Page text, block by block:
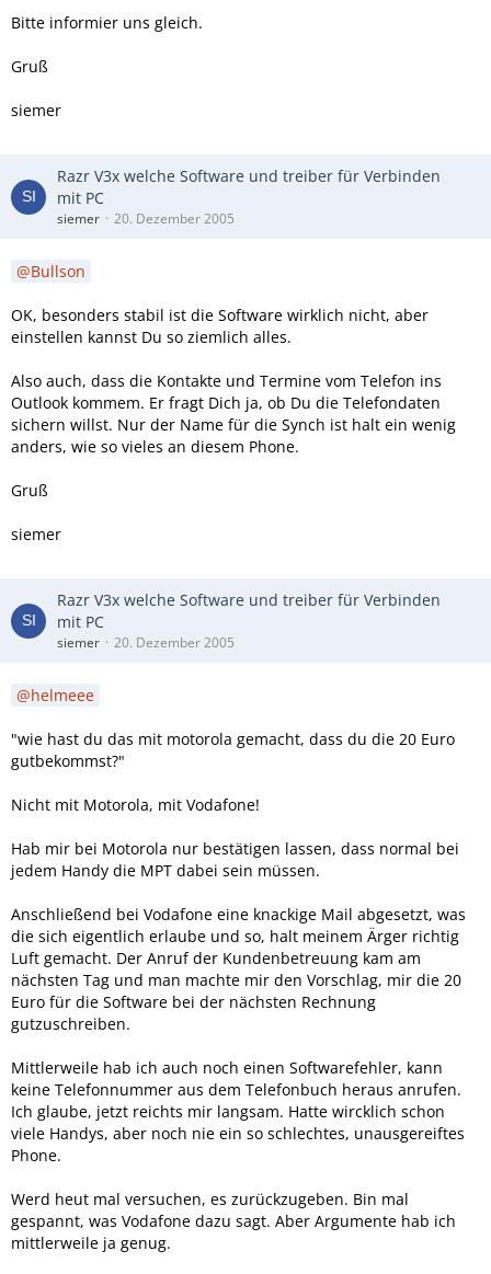
Bitte informier uns gleich.
Gruß
siemer
Razr V3x welche Software und treiber für Verbinden
mit PC
siemer 20. Dezember 2005
Bullson
OK, besonders stabil ist die Software wirklich nicht, aber
einstellen kannst Du so ziemlich alles.
Also auch, dass die Kontakte und Termine vom Telefon ins
Outlook kommem. Er fragt Dich ja, ob Du die Telefondaten
sichern willst. Nur der Name für die Synch ist halt ein wenig
anders, wie so vieles an diesem Phone.
Gruß
siemer
Razr V3x welche Software und treiber für Verbinden
mit PC
siemer 20. Dezember 2005
helmeee
"wie hast du das mit motorola gemacht, dass du die 20 Euro
gutbekommst?"
Nicht mit Motorola, mit Vodafone!
Hab mir bei Motorola nur bestätigen lassen, dass normal bei
jedem Handy die MPT dabei sein müssen.
Anschließend bei Vodafone eine knackige Mail abgesetzt, was
die sich eigentlich erlaube und so, halt meinem Ärger richtig
Luft gemacht. Der Anruf der Kundenbetreuung kam am
nächsten Tag und man machte mir den Vorschlag, mir die 20
Euro für die Software bei der nächsten Rechnung
gutzuschreiben.
Mittlerweile hab ich auch noch einen Softwarefehler, kann
keine Telefonnummer aus dem Telefonbuch heraus anrufen.
Ich glaube, jetzt reichts mir langsam. Hatte wircklich schon
viele Handys, aber noch nie ein so schlechtes, unausgereiftes
Phone.
Werd heut mal versuchen, es zurückzugeben. Bin mal
gespannt, was Vodafone dazu sagt. Aber Argumente hab ich
mittlerweile ja genug.